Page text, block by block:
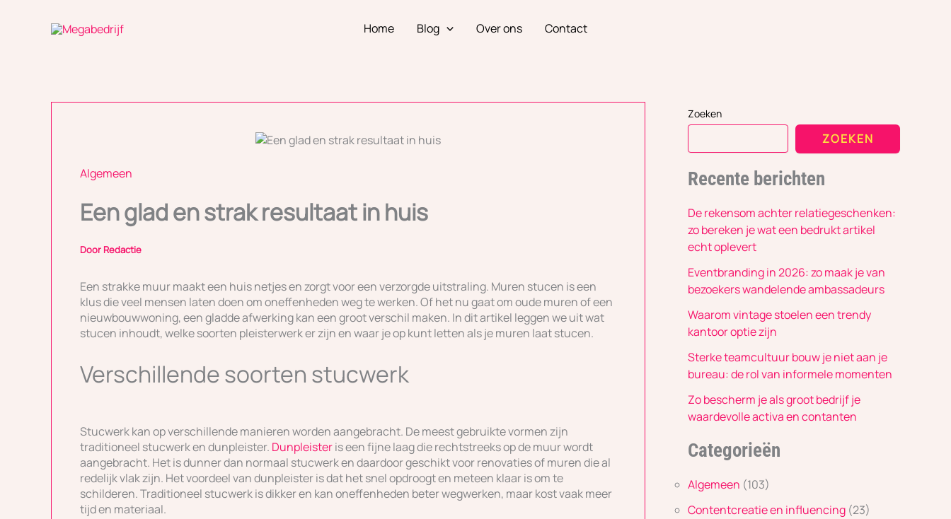
Home Blog Over ons Contact
Algemeen
Een glad en strak resultaat in huis
Door Redactie
Een strakke muur maakt een huis netjes en zorgt voor een verzorgde uitstraling. Muren stucen is een
klus die veel mensen laten doen om oneffenheden weg te werken. Of het nu gaat om oude muren of een
nieuwbouwwoning, een gladde afwerking kan een groot verschil maken. In dit artikel leggen we uit wat
stucen inhoudt, welke soorten pleisterwerk er zijn en waar je op kunt letten als je muren laat stucen.
Verschillende soorten stucwerk
Stucwerk kan op verschillende manieren worden aangebracht. De meest gebruikte vormen zijn
traditioneel stucwerk en dunpleister. Dunpleisteris een fijne laag die rechtstreeks op de muur wordt
aangebracht. Het is dunner dan normaal stucwerk en daardoor geschikt voor renovaties of muren die al
redelijk vlak zijn. Het voordeel van dunpleister is dat het snel opdroogt en meteen klaar is om te
schilderen. Traditioneel stucwerk is dikker en kan oneffenheden beter wegwerken, maar kost vaak meer
tijd en materiaal.
Zoeken
ZOEKEN
Recente berichten
De rekensom achter relatiegeschenken:
zo bereken je wat een bedrukt artikel
echt oplevert
Eventbranding in 2026: zo maak je van
bezoekers wandelende ambassadeurs
Waarom vintage stoelen een trendy
kantoor optie zijn
Sterke teamcultuur bouw je niet aan je
bureau: de rol van informele momenten
Zo bescherm je als groot bedrijf je
waardevolle activa en contanten
Categorieën
Algemeen (103)
Contentcreatie en influencing (23)